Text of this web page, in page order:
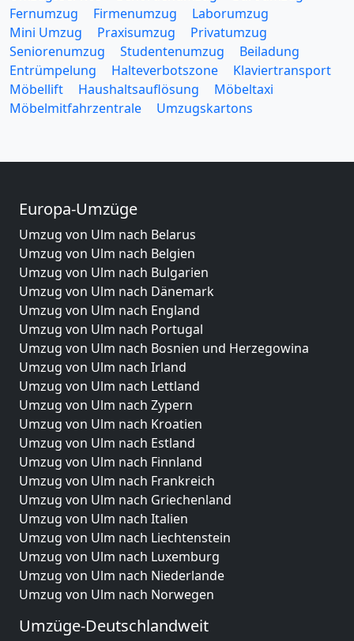
Fernumzug
Firmenumzug
Laborumzug
Mini Umzug
Praxisumzug
Privatumzug
Seniorenumzug
Studentenumzug
Beiladung
Entrümpelung
Halteverbotszone
Klaviertransport
Möbellift
Haushaltsauflösung
Möbeltaxi
Möbelmitfahrzentrale
Umzugskartons
Europa-Umzüge
Umzug von Ulm nach Belarus
Umzug von Ulm nach Belgien
Umzug von Ulm nach Bulgarien
Umzug von Ulm nach Dänemark
Umzug von Ulm nach England
Umzug von Ulm nach Portugal
Umzug von Ulm nach Bosnien und Herzegowina
Umzug von Ulm nach Irland
Umzug von Ulm nach Lettland
Umzug von Ulm nach Zypern
Umzug von Ulm nach Kroatien
Umzug von Ulm nach Estland
Umzug von Ulm nach Finnland
Umzug von Ulm nach Frankreich
Umzug von Ulm nach Griechenland
Umzug von Ulm nach Italien
Umzug von Ulm nach Liechtenstein
Umzug von Ulm nach Luxemburg
Umzug von Ulm nach Niederlande
Umzug von Ulm nach Norwegen
Umzüge-Deutschlandweit